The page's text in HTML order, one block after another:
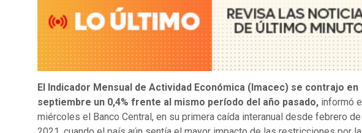
El Indicador Mensual de Actividad Económica (Imacec) se contrajo en
septiembre un 0,4% frente al mismo período del año pasado, informó el
miércoles el Banco Central, en su primera caída interanual desde febrero de